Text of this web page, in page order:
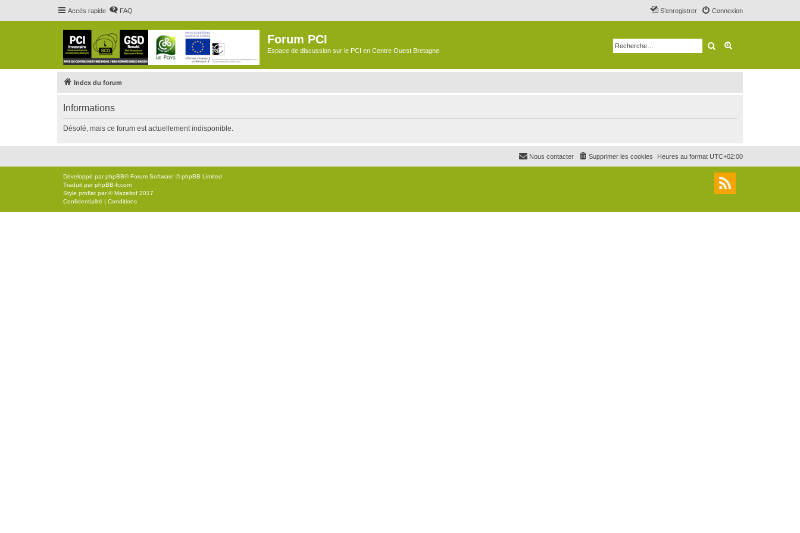
Accès rapide FAQ Connexion
S’enregistrer
Forum PCI
Espace de discussion sur le PCI en Centre Ouest Bretagne Rechercher
Index du forum
Informations
Désolé, mais ce forum est actuellement indisponible.
Heures au format UTC+02:00
Supprimer les cookies
Nous contacter
Développé parphpBB® Forum Software © phpBB Limited
Traduit parphpBB-fr.com
Style proflat par ©Mazeltof 2017
Confidentialité | Conditions